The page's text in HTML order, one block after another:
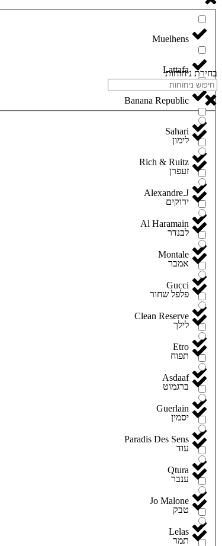
Lattafa
Banana Republic
Sahari
Rich & Ruitz
Alexandre.J
Al Haramain
Montale
Gucci
Clean Reserve
Etro
Asdaaf
Guerlain
Paradis Des Sens
Qtura
Jo Malone
Lelas
בחירת ניחוחות
לימון
זעפרן
ירוקים
לבנדר
אמבר
פלפל שחור
לילך
תפוח
ברגמוט
יסמין
עוד
ענבר
טבק
תמר